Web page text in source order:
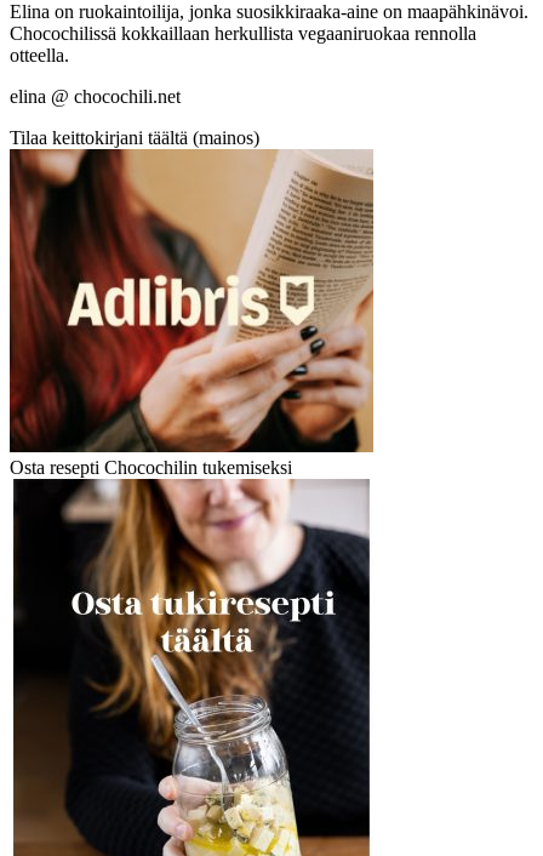
Elina on ruokaintoilija, jonka suosikkiraaka-aine on maapähkinävoi.
Chocochilissä kokkaillaan herkullista vegaaniruokaa rennolla
otteella.
elina @ chocochili.net
Tilaa keittokirjani täältä (mainos)
Osta resepti Chocochilin tukemiseksi